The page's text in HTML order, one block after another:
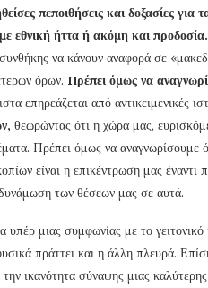
πεποιθήσεις και δοξασίες για
εθνική ήττα ή ακόμη και προδοσία.
να κάνουν αναφορά σε
όρων. Πρέπει όμως να
επηρεάζεται από αντικειμενικές
θεωρώντας ότι η χώρα μας,
Πρέπει όμως να αναγνωρίσουμε
είναι η επικέντρωση μας έναντι
των θέσεων μας σε αυτά.
μιας συμφωνίας με το
πράττει και η άλλη πλευρά.
ικανότητα σύναψης μιας